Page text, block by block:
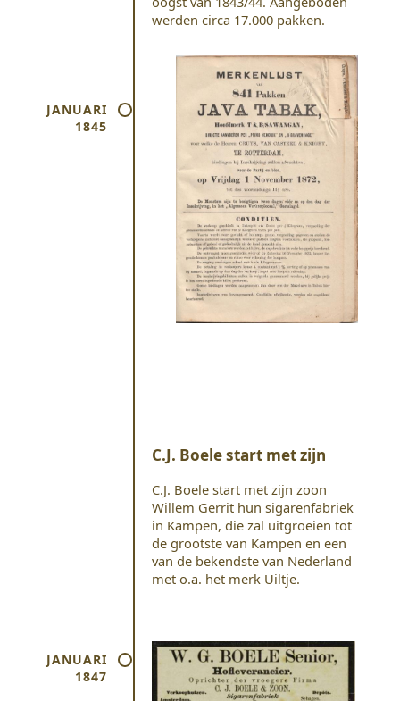
JANUARI
1845
werden circa 17.000 pakken.
JANUARI
1847
C.J. Boele start met zijn
C.J. Boele start met zijn zoon
Willem Gerrit hun sigarenfabriek
in Kampen, die zal uitgroeien tot
de grootste van Kampen en een
van de bekendste van Nederland
met o.a. het merk Uiltje.